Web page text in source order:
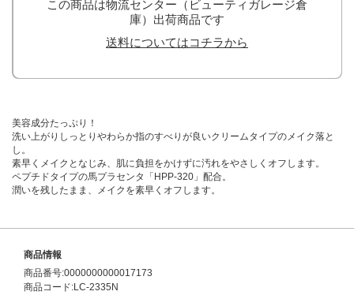
この商品は物流センター（ビューティガレージ倉
庫）出荷商品です
送料についてはコチラから
美容成分たっぷり！
洗い上がりしっとりやわらか指のすべりが良いクリームタイプのメイク落と
し。
素早くメイクとなじみ、肌に負担をかけずに汚れをやさしくオフします。
ペプチドタイプの馬プラセンタ「HPP-320」配合。
潤いを残したまま、メイクを素早くオフします。
商品情報
商品番号:0000000000017173
商品コード:LC-2335N